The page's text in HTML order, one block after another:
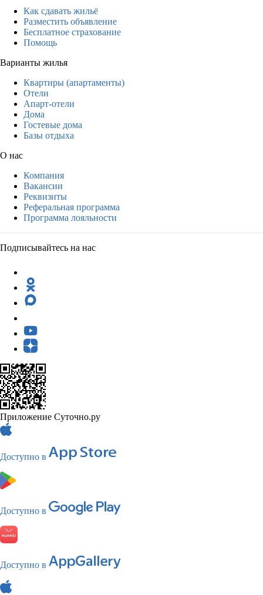
Как сдавать жильё
Разместить объявление
Бесплатное страхование
Помощь
Варианты жилья
Квартиры (апартаменты)
Отели
Апарт-отели
Дома
Гостевые дома
Базы отдыха
О нас
Компания
Вакансии
Реквизиты
Реферальная программа
Программа лояльности
Подписывайтесь на нас
Приложение Суточно.ру
Доступно в
Доступно в
Доступно в